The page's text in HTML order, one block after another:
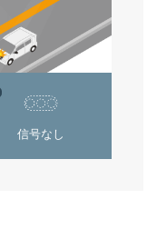
信号なし